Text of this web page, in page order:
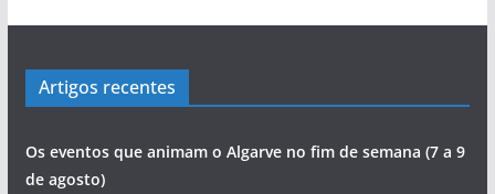
Artigos recentes
Os eventos que animam o Algarve no fim de semana (7 a 9
de agosto)